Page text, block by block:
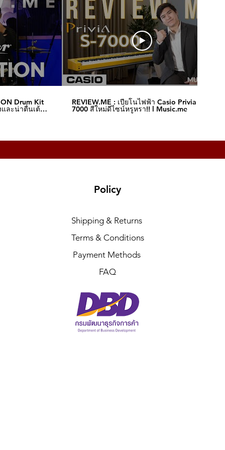
Drum Kit
ละน่าตื่นเต้น‼️
REVIEW.ME : เปียโนไฟฟ้า Casio Privia S-
7000 สีใหม่ดีไซน์หรูหรา!! l Music.me
Policy
Shipping & Returns
Terms & Conditions
Payment Methods
FAQ